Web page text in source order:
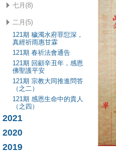
七月(8)
二月(5)
121期 穢濁水府罪愆深，
真經祈雨惠甘霖
121期 春祈法會通告
121期 回顧辛丑年，感恩
佛聖護平安
121期 宗教大同推進問答
（之二）
121期 感恩生命中的貴人
（之四）
2021
2020
2019